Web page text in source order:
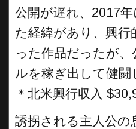
公開が遅れ、2017
た経緯があり、興
った作品だったが
ルを稼ぎ出して健闘
＊北米興行収入
誘拐される主人公の